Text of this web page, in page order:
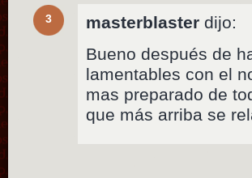
3 masterblaster dijo:
Bueno después de
lamentables con el
mas preparado de
que más arriba se